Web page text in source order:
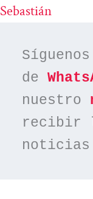
Sebastián
de
nuestro
recibir
noticias